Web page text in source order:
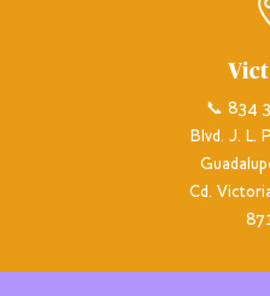
📞 834
Blvd. J. L.
Cd.